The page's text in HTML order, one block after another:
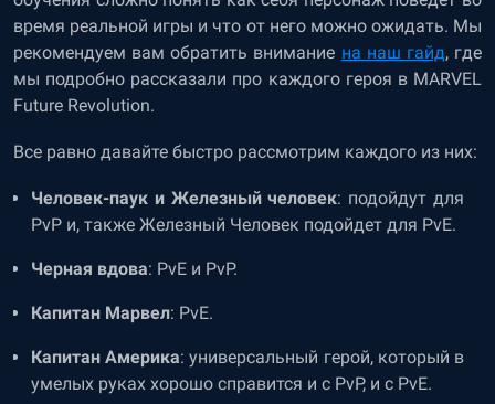
время реальной игры и что от него можно ожидать. Мы
рекомендуем вам обратить внимание на наш гайд, где
мы подробно рассказали про каждого героя в MARVEL
Future Revolution.
Все равно давайте быстро рассмотрим каждого из них:
Человек-паук и Железный человек: подойдут для
PvP и, также Железный Человек подойдет для PvE.
Черная вдова: PvE и PvP.
Капитан Марвел: PvE.
Капитан Америка: универсальный герой, который в
умелых руках хорошо справится и с PvP, и с PvE.